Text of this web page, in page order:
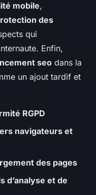
mobile,
des
qui
Enfin,
seo dans la
un ajout tardif et
RGPD
navigateurs et
des pages
d’analyse et de